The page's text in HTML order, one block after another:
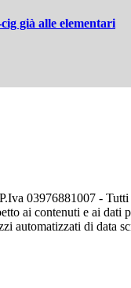
già alle elementari
03976881007 -
ai contenuti e ai dati
automatizzati di data